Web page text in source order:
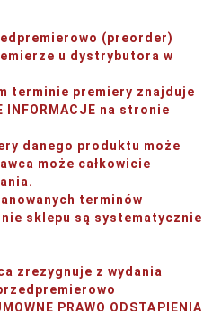
(preorder)
u dystrybutora w
terminie premiery znajduje
INFORMACJE na stronie
danego produktu może
może całkowicie
terminów
sklepu są systematycznie
zrezygnuje z wydania
PRAWO ODSTĄPIENIA